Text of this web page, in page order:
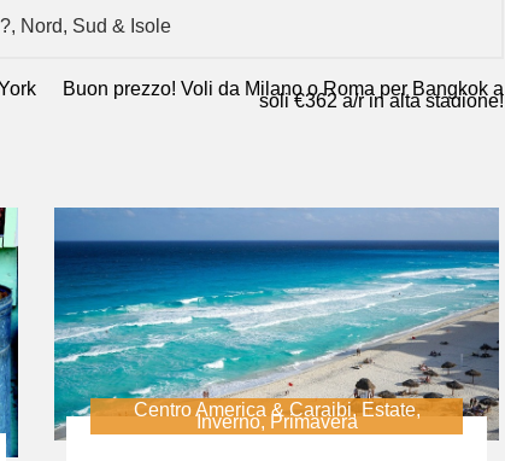
, Nord, Sud & Isole
Buon prezzo! Voli da Milano o Roma per Bangkok a
soli €362 a/r in alta stagione!
Centro America & Caraibi, Estate,
Inverno, Primavera